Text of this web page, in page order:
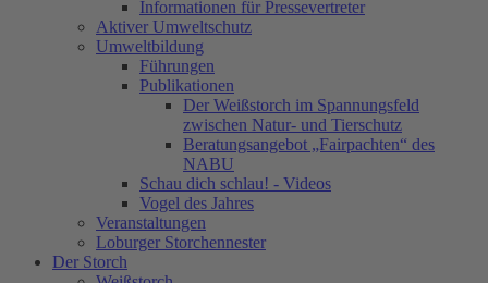
Informationen für Pressevertreter
Aktiver Umweltschutz
Umweltbildung
Führungen
Publikationen
Der Weißstorch im Spannungsfeld
zwischen Natur- und Tierschutz
Beratungsangebot „Fairpachten“ des
NABU
Schau dich schlau! - Videos
Vogel des Jahres
Veranstaltungen
Loburger Storchennester
Der Storch